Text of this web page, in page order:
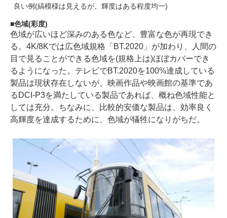
良い例(縞模様は見えるが、輝度はある程度均一)
色域(彩度)
色域が広いほど深みのある色など、豊富な色が再現でき
る。4K/8Kでは広色域規格「BT.2020」が加わり、人間の
目で見ることができる色域を(規格上は)ほぼカバーでき
るようになった。テレビでBT.2020を100%達成している
製品は現状存在しないが、映画作品や映画館の基準であ
るDCI-P3を満たしている製品であれば、概ね色域性能と
しては充分。ちなみに、比較的安価な製品は、効率良く
高輝度を達成するために、色域が犠牲になりがちだ。